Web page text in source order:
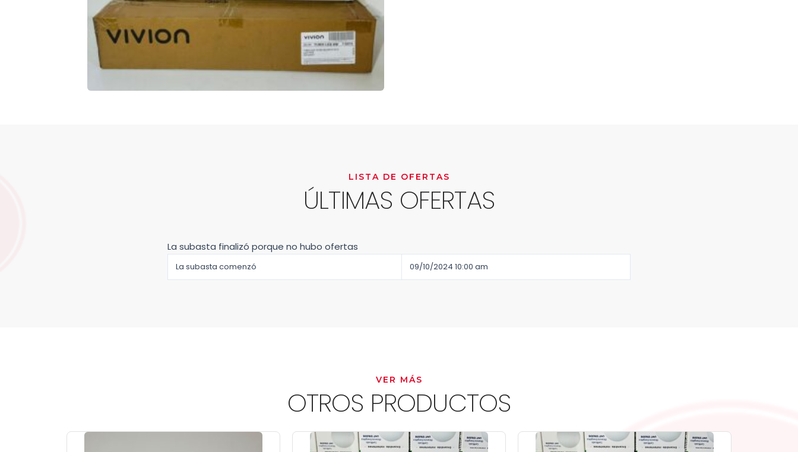
LISTA DE OFERTAS
ÚLTIMAS OFERTAS
La subasta finalizó porque no hubo ofertas
La subasta comenzó 09/10/2024 10:00 am
VER MÁS
OTROS PRODUCTOS